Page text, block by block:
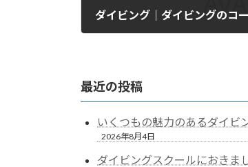
ダイビング｜ダイビングのコ
最近の投稿
いくつもの魅力のあるダイビ
2026年8月4日
ダイビングスクールにおきま